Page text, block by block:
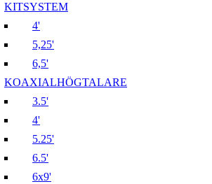
KITSYSTEM
4'
5,25'
6,5'
KOAXIALHÖGTALARE
3.5'
4'
5.25'
6.5'
6x9'